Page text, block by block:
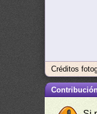
Créditos